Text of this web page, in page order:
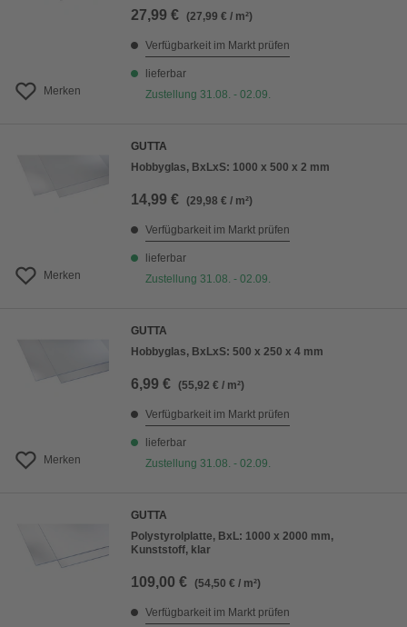
Merken
27,99 € (27,99 € / m²)
Verfügbarkeit im Markt prüfen
lieferbar
Zustellung 31.08. - 02.09.
Merken
GUTTA
Hobbyglas, BxLxS: 1000 x 500 x 2 mm
14,99 € (29,98 € / m²)
Verfügbarkeit im Markt prüfen
lieferbar
Zustellung 31.08. - 02.09.
Merken
GUTTA
Hobbyglas, BxLxS: 500 x 250 x 4 mm
6,99 € (55,92 € / m²)
Verfügbarkeit im Markt prüfen
lieferbar
Zustellung 31.08. - 02.09.
GUTTA
Polystyrolplatte, BxL: 1000 x 2000 mm,
Kunststoff, klar
109,00 € (54,50 € / m²)
Verfügbarkeit im Markt prüfen